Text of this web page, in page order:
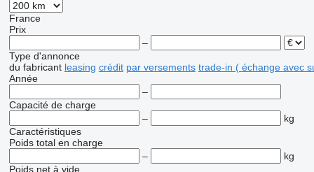
France
Prix
–
Type d'annonce
du fabricant leasing crédit par versements trade-in ( échange avec
Année
–
Capacité de charge
–
kg
Caractéristiques
Poids total en charge
–
kg
Poids net à vide